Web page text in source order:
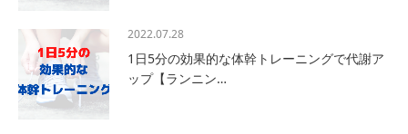
2022.07.28
1日5分の効果的な体幹トレーニングで代謝ア
ップ【ランニン…